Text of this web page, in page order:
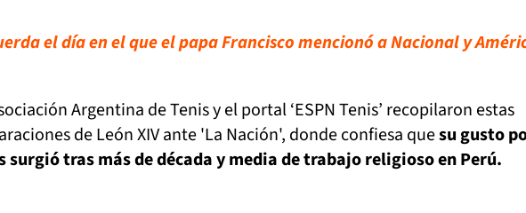
el día en el que el papa Francisco mencionó a Nacional y
Argentina de Tenis y el portal ‘ESPN Tenis’ recopilaron estas
de León XIV ante 'La Nación', donde confiesa quesu gusto
surgió tras más de década y media de trabajo religioso en Perú.